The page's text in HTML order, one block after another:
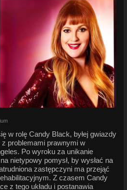
w rolę Candy Black, byłej gwiazdy
problemami prawnymi w
Po wyroku za unikanie
nietypowy pomysł, by wysłać na
zastępczyni ma przejąć
Z czasem Candy
z tego układu i postanawia